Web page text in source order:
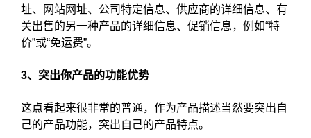
址、网站网址、公司特定信息、供应商的详细信息、有
关出售的另一种产品的详细信息、促销信息，例如“特
价”或“免运费”。
3、突出你产品的功能优势
这点看起来很非常的普通，作为产品描述当然要突出自
己的产品功能，突出自己的产品特点。